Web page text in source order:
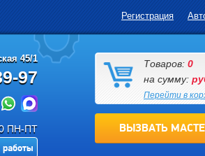
Регистрация
45/1
97
ПН-ПТ
Товаров: 0
на сумму:
Перейти в
ВЫЗВАТЬ